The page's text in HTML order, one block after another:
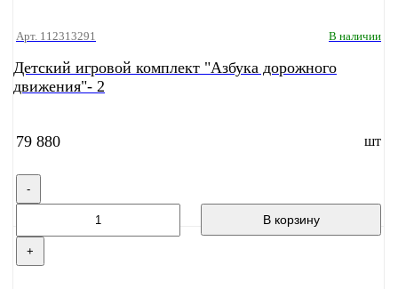
Арт. 112313291 В наличии
Детский игровой комплект "Азбука дорожного
движения"- 2
79 880 шт
-
+
В корзину